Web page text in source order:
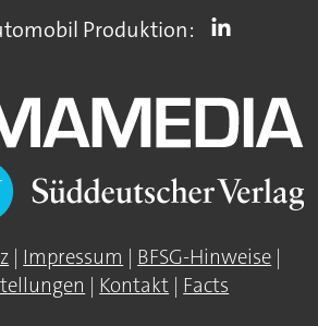
Produktion:
| Impressum | BFSG-Hinweise |
| Kontakt | Facts